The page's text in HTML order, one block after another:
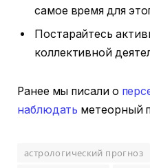
самое время для
Постарайтесь
коллективной
Ранее мы писали о
наблюдать метеорный
астрологический прогноз